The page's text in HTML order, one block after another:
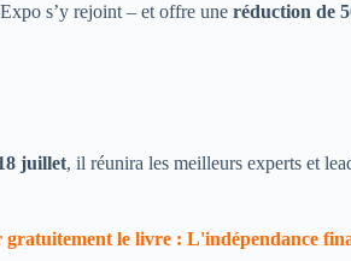
s’y rejoint – et offre une réduction de
juillet, il réunira les meilleurs experts et
le livre : L'indépendance